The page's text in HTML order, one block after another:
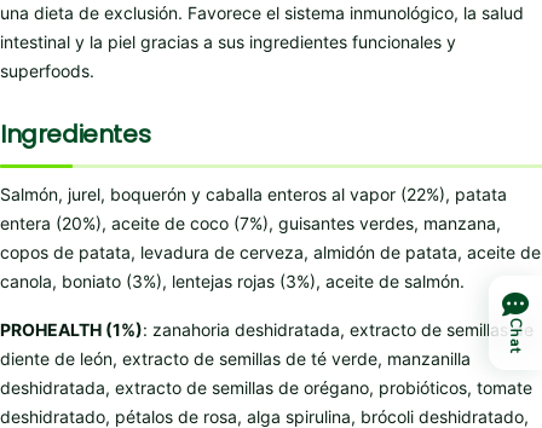
una dieta de exclusión. Favorece el sistema inmunológico, la salud
intestinal y la piel gracias a sus ingredientes funcionales y
superfoods.
Ingredientes
Salmón, jurel, boquerón y caballa enteros al vapor (22%), patata
entera (20%), aceite de coco (7%), guisantes verdes, manzana,
copos de patata, levadura de cerveza, almidón de patata, aceite de
canola, boniato (3%), lentejas rojas (3%), aceite de salmón.
PROHEALTH (1%): zanahoria deshidratada, extracto de semillas de
diente de león, extracto de semillas de té verde, manzanilla
deshidratada, extracto de semillas de orégano, probióticos, tomate
deshidratado, pétalos de rosa, alga spirulina, brócoli deshidratado,
Chat